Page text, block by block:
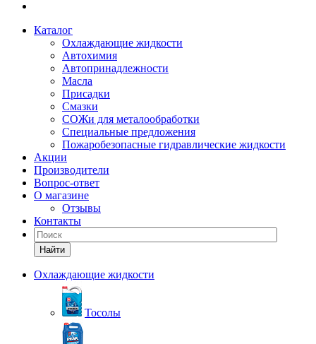
Каталог
Охлаждающие жидкости
Автохимия
Автопринадлежности
Масла
Присадки
Смазки
СОЖи для металообработки
Специальные предложения
Пожаробезопасные гидравлические жидкости
Акции
Производители
Вопрос-ответ
О магазине
Отзывы
Контакты
Найти
Охлаждающие жидкости
Тосолы